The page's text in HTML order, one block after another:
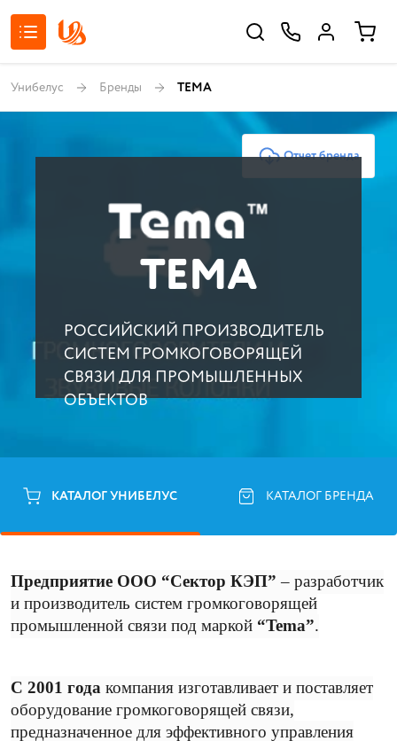
Унибелус Бренды ТЕМА
Отчет бренда
ТЕМА
РОССИЙСКИЙ ПРОИЗВОДИТЕЛЬ
СИСТЕМ ГРОМКОГОВОРЯЩЕЙ
СВЯЗИ ДЛЯ ПРОМЫШЛЕННЫХ
ОБЪЕКТОВ
КАТАЛОГ УНИБЕЛУС КАТАЛОГ БРЕНДА
Предприятие ООО “Сектор КЭП” – разработчик
и производитель систем громкоговорящей
промышленной связи под маркой “Tema”.
С 2001 года компания изготавливает и поставляет
оборудование громкоговорящей связи,
предназначенное для эффективного управления